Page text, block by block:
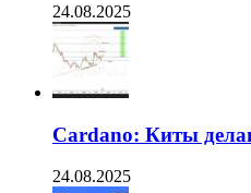
24.08.2025
Cardano: Киты
24.08.2025